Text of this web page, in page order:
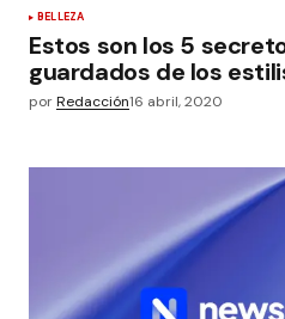
BELLEZA
Estos son los 5
guardados de los
porRedacción16 abril, 2020